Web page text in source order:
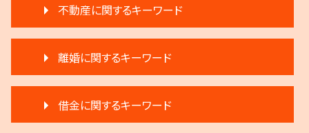
相続 分割
相続放棄 デメリット
執行人 遺言 相続
相続登記 義務化 過去の相続
遺言 執行
限定承認 相続
遺言 執行 相続人
不動産に関するキーワード
賃料増額 交渉
不動産 生前贈与
不動産 明け渡し 期間
不動産 明け渡し請求
離婚に関するキーワード
離婚 浮気
離婚 不倫 慰謝料
借金に関するキーワード